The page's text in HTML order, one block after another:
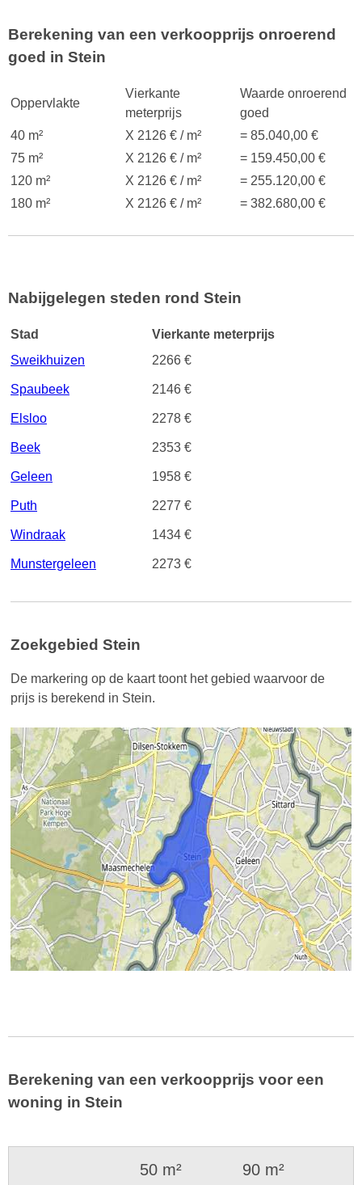
Berekening van een verkoopprijs onroerend
goed in Stein
Oppervlakte
Vierkante
meterprijs
Waarde onroerend
goed
40 m²
X 2126 € / m²
= 85.040,00 €
75 m²
X 2126 € / m²
= 159.450,00 €
120 m²
X 2126 € / m²
= 255.120,00 €
180 m²
X 2126 € / m² = 382.680,00 €
Nabijgelegen steden rond Stein
Stad
Vierkante meterprijs
Sweikhuizen
2266 €
Spaubeek 2146 €
Elsloo 2278 €
Beek 2353 €
Geleen 1958 €
Puth 2277 €
Windraak 1434 €
Munstergeleen 2273 €
Zoekgebied Stein
De markering op de kaart toont het gebied waarvoor de
prijs is berekend in Stein.
Berekening van een verkoopprijs voor een
woning in Stein
50 m²
90 m²